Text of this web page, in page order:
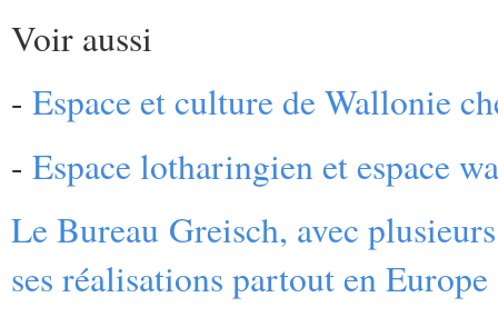
Voir aussi
- Espace et culture de Wallonie
- Espace lotharingien et espace
Le Bureau Greisch, avec
ses réalisations partout en Europe